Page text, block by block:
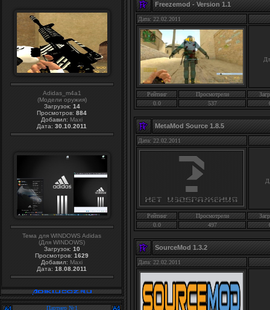
Adidas_m4a1
(Модели оружия)
Загрузок: 14
Просмотров: 884
Добавил: Maxi
Дата: 30.10.2011
Тема для WINDOWS Adidas
(Для WINDOWS)
Загрузок: 10
Просмотров: 1629
Добавил: Maxi
Дата: 18.08.2011
Партнер №1
Freezemod - Version 1.1
Дата: 22.02.2011
Рейтинг Просмотрели
0.0
537
MetaMod Source 1.8.5
Дата: 22.02.2011
Рейтинг Просмотрели
0.0
497
SourceMod 1.3.2
Дата: 22.02.2011